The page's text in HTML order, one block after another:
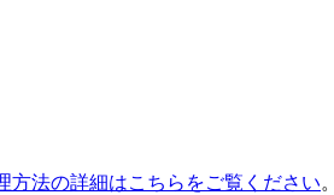
方法の詳細はこちらをご覧ください